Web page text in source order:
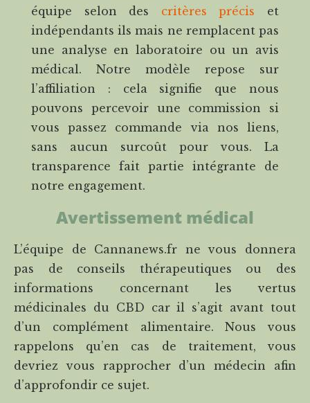
équipe selon des critères précis et
indépendants ils mais ne remplacent pas
une analyse en laboratoire ou un avis
médical. Notre modèle repose sur
l’affiliation : cela signifie que nous
pouvons percevoir une commission si
vous passez commande via nos liens,
sans aucun surcoût pour vous. La
transparence fait partie intégrante de
notre engagement.
Avertissement médical
L’équipe de Cannanews.fr ne vous donnera
pas de conseils thérapeutiques ou des
informations concernant les vertus
médicinales du CBD car il s’agit avant tout
d’un complément alimentaire. Nous vous
rappelons qu’en cas de traitement, vous
devriez vous rapprocher d’un médecin afin
d’approfondir ce sujet.